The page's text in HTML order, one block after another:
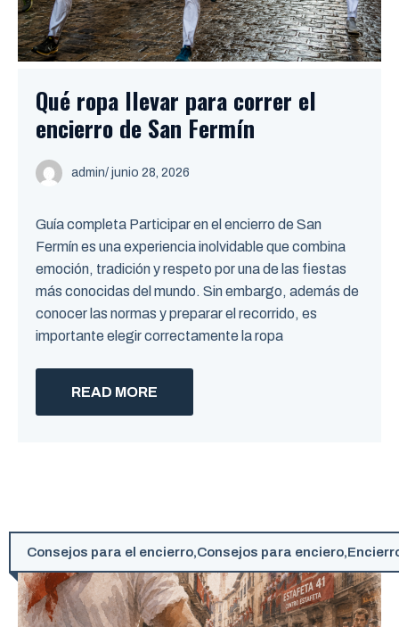
Qué ropa llevar para correr el
encierro de San Fermín
admin/ junio 28, 2026
Guía completa Participar en el encierro de San
Fermín es una experiencia inolvidable que combina
emoción, tradición y respeto por una de las fiestas
más conocidas del mundo. Sin embargo, además de
conocer las normas y preparar el recorrido, es
importante elegir correctamente la ropa
READ MORE
Consejos para el encierro,Consejos para enciero,